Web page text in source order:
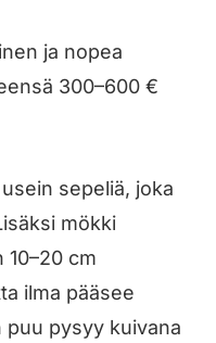
ja nopea
300–600 €
sepeliä, joka
mökki
10–20 cm
ilma pääsee
puu pysyy kuivana